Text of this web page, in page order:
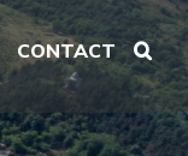
CONTACT